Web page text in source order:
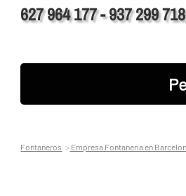
627 964 177 - 937 299 718
Fontaneros Empresa Fontaneria en